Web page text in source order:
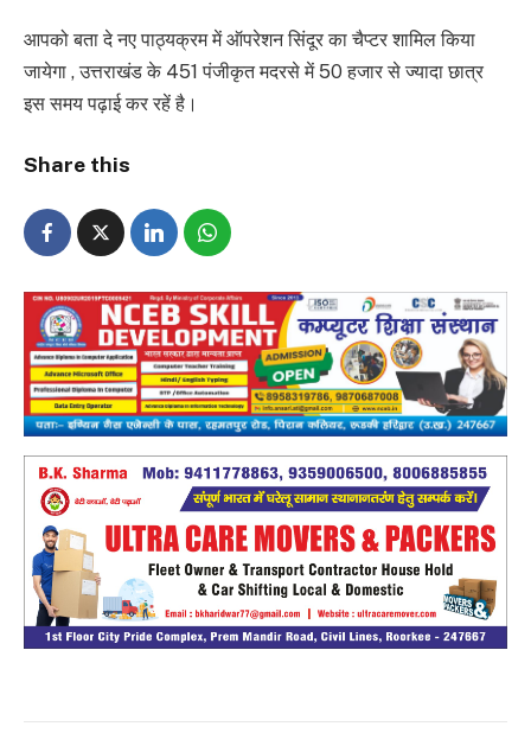
आपको बता दे नए पाठ्यक्रम में ऑपरेशन सिंदूर का चैप्टर शामिल किया
जायेगा , उत्तराखंड के 451 पंजीकृत मदरसे में 50 हजार से ज्यादा छात्र
इस समय पढ़ाई कर रहें है।
Share this